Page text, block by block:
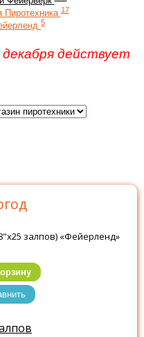
Пиротехника 17
5
декабря действует